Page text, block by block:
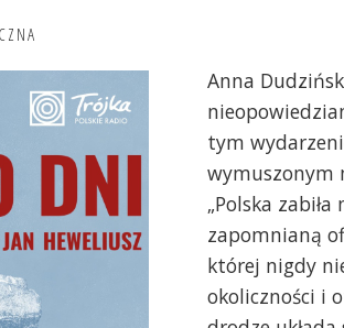
Anna
tym
wymuszonym
„Polska
zapomnianą
której nigdy
okoliczności i